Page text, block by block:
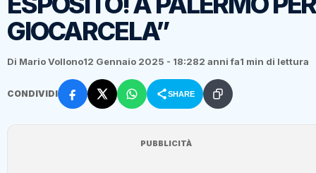
GIOCARCELA”
Di Mario Vollono12 Gennaio 2025 - 18:282 anni fa1 min di lettura
CONDIVIDI SHARE
PUBBLICITÀ